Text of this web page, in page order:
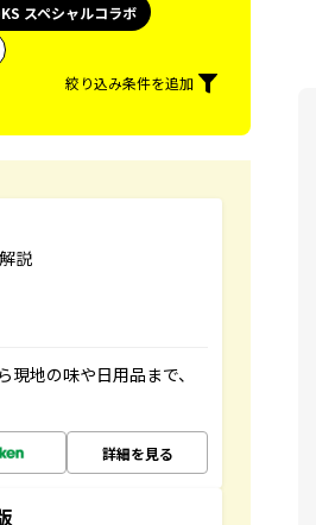
スペシャルコラボ
絞り込み条件を追加
説
地の味や日用品まで、
詳細を見る